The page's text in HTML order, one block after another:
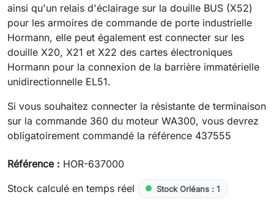
ainsi qu'un relais d'éclairage sur la douille BUS (X52)
pour les armoires de commande de porte industrielle
Hormann, elle peut également est connecter sur les
douille X20, X21 et X22 des cartes électroniques
Hormann pour la connexion de la barrière immatérielle
unidirectionnelle EL51.
Si vous souhaitez connecter la résistante de terminaison
sur la commande 360 du moteur WA300, vous devrez
obligatoirement commandé la référence 437555
Référence : HOR-637000
Stock calculé en temps réel
Stock Orléans : 1